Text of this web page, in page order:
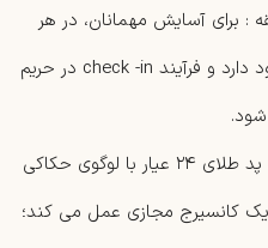
برای آسایش مهمانان، در هر
طبقه پذیرش اختصاصی وجود دارد و فرآیند check -in در حریم
آیپد طلایی : این دستگاه آی ‌پد طلای ۲۴ عیار با لوگوی حکاکی
کانسیرج مجازی عمل می کند؛